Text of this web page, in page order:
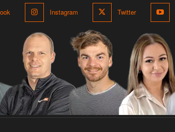
Instagram Twitter